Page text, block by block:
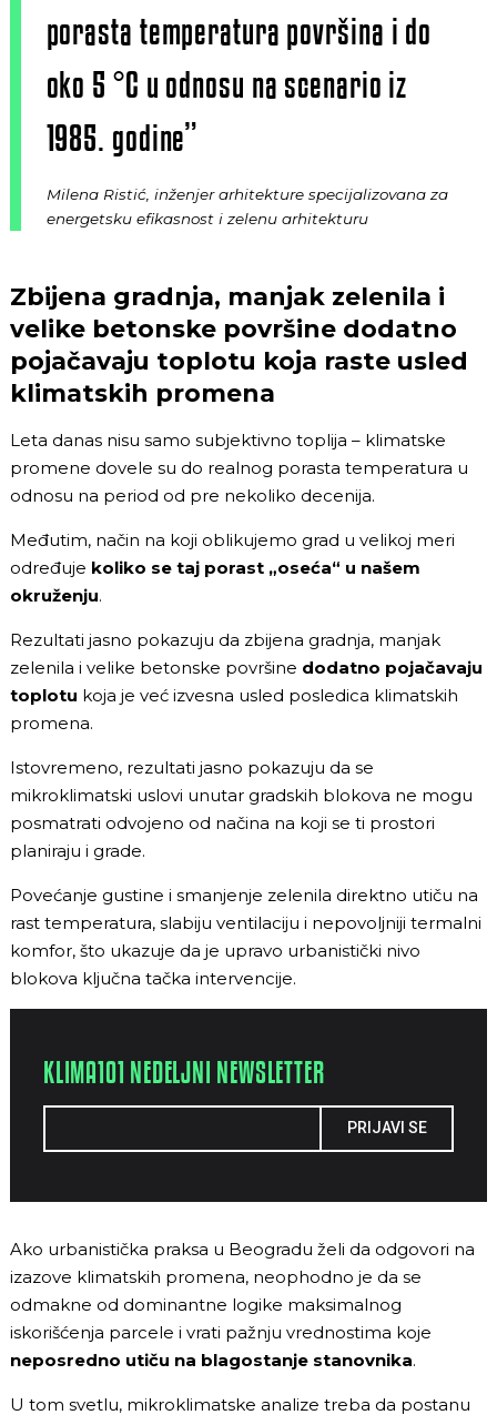
porasta temperatura površina i do
oko 5 °C u odnosu na scenario iz
1985. godine”
Milena Ristić, inženjer arhitekture specijalizovana za
energetsku efikasnost i zelenu arhitekturu
Zbijena gradnja, manjak zelenila i
velike betonske površine dodatno
pojačavaju toplotu koja raste usled
klimatskih promena
Leta danas nisu samo subjektivno toplija – klimatske
promene dovele su do realnog porasta temperatura u
odnosu na period od pre nekoliko decenija.
Međutim, način na koji oblikujemo grad u velikoj meri
određuje koliko se taj porast „oseća“ u našem
okruženju.
Rezultati jasno pokazuju da zbijena gradnja, manjak
zelenila i velike betonske površine dodatno pojačavaju
toplotu koja je već izvesna usled posledica klimatskih
promena.
Istovremeno, rezultati jasno pokazuju da se
mikroklimatski uslovi unutar gradskih blokova ne mogu
posmatrati odvojeno od načina na koji se ti prostori
planiraju i grade.
Povećanje gustine i smanjenje zelenila direktno utiču na
rast temperatura, slabiju ventilaciju i nepovoljniji termalni
komfor, što ukazuje da je upravo urbanistički nivo
blokova ključna tačka intervencije.
KLIMA101 NEDELJNI NEWSLETTER
PRIJAVI SE
Ako urbanistička praksa u Beogradu želi da odgovori na
izazove klimatskih promena, neophodno je da se
odmakne od dominantne logike maksimalnog
iskorišćenja parcele i vrati pažnju vrednostima koje
neposredno utiču na blagostanje stanovnika.
U tom svetlu, mikroklimatske analize treba da postanu